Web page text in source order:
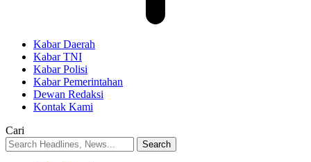
Kabar Daerah
Kabar TNI
Kabar Polisi
Kabar Pemerintahan
Dewan Redaksi
Kontak Kami
Cari